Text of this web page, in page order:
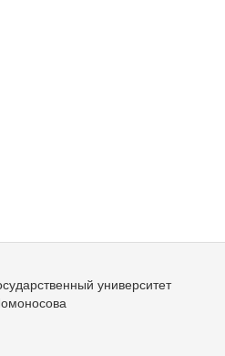
университет